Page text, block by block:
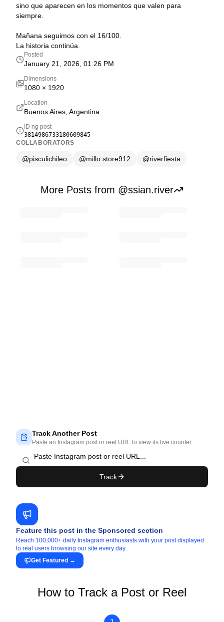
sino que aparecen en los momentos que valen para
siempre.
Mañana seguimos con el 16/100.
La historia continúa.
Posted
January 21, 2026, 01:26 PM
Dimensions
1080 × 1920
Location
Buenos Aires, Argentina
ID ng post
3814986733180609845
COLLABORATORS
@pisculichileo @millo.store912 @riverfiesta
More Posts from @ssian.river
Track Another Post
Paste an Instagram post or reel URL to view its live counter
Track
Feature this post in the Sponsored section
Reach 100,000+ daily Instagram enthusiasts with your post displayed
to real users browsing our site every day.
Get Featured →
How to Track a Post or Reel